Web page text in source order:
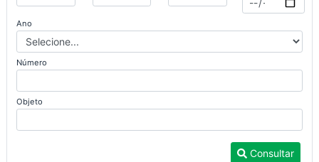
Ano
Número
Objeto
Consultar